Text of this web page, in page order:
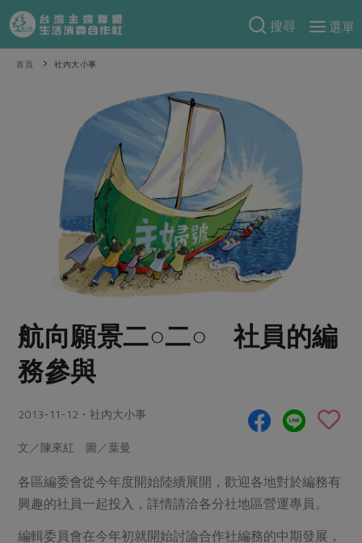
搜尋
選單
產品分類
當令水果
蕈菇類
辛香料類
奶蛋豆・五穀
乳製品
米麵雜糧
肉品・水產
畜產肉類
調理食材・點心
調味醬料/南北貨 烘焙
休閒零嘴 沖泡飲品
保健食品
蛋料理
醬料
湯品．鍋物
漬物
特別企畫
預購活動
把最好的台灣味帶回家！
防災用品預購圓滿結束
2026年端午節預購圓滿結束
更多預購活動
當季產品
傳到心坎裡，誠心又澎派
合作25-經典快閃最後一週
合作25-精選產品第四彈
綠主張
觀點文章
一籃菜真心話
社內大小事 合作聯合國
樂齡生活 親子食育
廚房瑜伽
關注議題
減硝酸鹽
非基改運動 支持本土農糧
廢核運動 能源議題
減添加物 減塑減廢
關於合作社
認識合作社
合作社組織
員工與求才
產品檢驗
自主把關
硝酸鹽檢驗
重要公告
首頁 社內大小事
航向願景二○二○ 社員的編
務參與
2013-11-12・社內大小事
文／陳來紅 圖／葉曼
各區編委會從今年度開始陸續展開，歡迎各地對於編務有
興趣的社員一起投入，詳情請洽各分社地區營運專員。
編輯委員會在今年初就開始討論合作社編務的中期發展，